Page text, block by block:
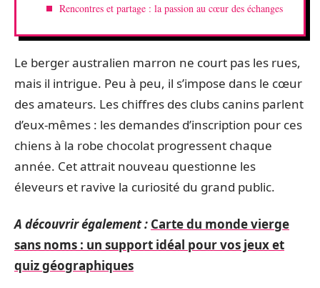
Rencontres et partage : la passion au cœur des échanges
Le berger australien marron ne court pas les rues,
mais il intrigue. Peu à peu, il s’impose dans le cœur
des amateurs. Les chiffres des clubs canins parlent
d’eux-mêmes : les demandes d’inscription pour ces
chiens à la robe chocolat progressent chaque
année. Cet attrait nouveau questionne les
éleveurs et ravive la curiosité du grand public.
A découvrir également : Carte du monde vierge
sans noms : un support idéal pour vos jeux et
quiz géographiques